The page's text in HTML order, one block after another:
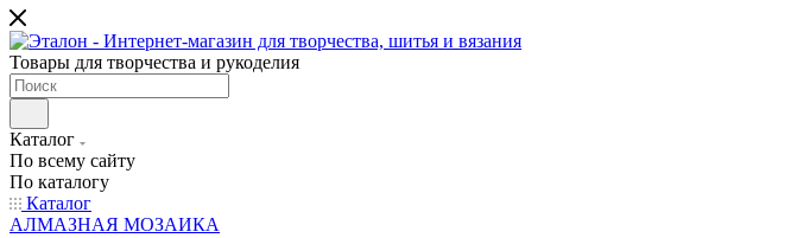
Товары для творчества и рукоделия
Каталог
По всему сайту
По каталогу
Каталог
АЛМАЗНАЯ МОЗАИКА